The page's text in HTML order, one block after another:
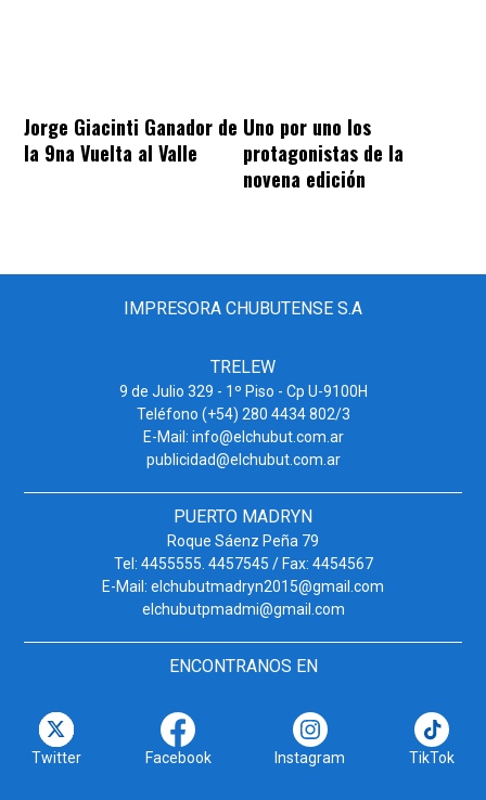
Jorge Giacinti Ganador de
la 9na Vuelta al Valle
Uno por uno los
protagonistas de la
novena edición
IMPRESORA CHUBUTENSE S.A
TRELEW
9 de Julio 329 - 1º Piso - Cp U-9100H
Teléfono (+54) 280 4434 802/3
E-Mail: info@elchubut.com.ar
publicidad@elchubut.com.ar
PUERTO MADRYN
Roque Sáenz Peña 79
Tel: 4455555. 4457545 / Fax: 4454567
E-Mail: elchubutmadryn2015@gmail.com
elchubutpmadmi@gmail.com
ENCONTRANOS EN
Twitter Facebook Instagram TikTok